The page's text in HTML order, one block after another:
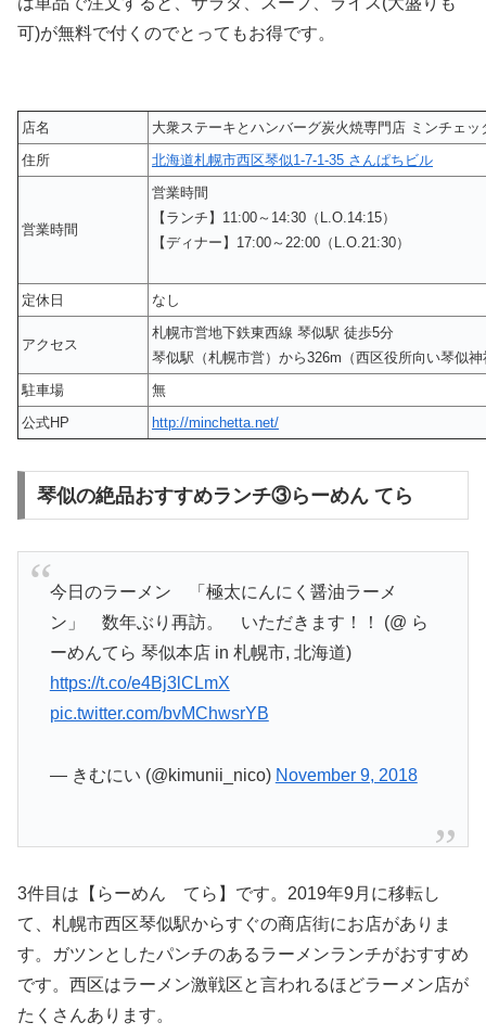
可)が無料で付くのでとってもお得です。
店名
大衆ステーキとハンバーグ炭火焼専門店 ミンチェッ
住所
北海道札幌市西区琴似1-7-1-35 さんぱちビル
営業時間
営業時間
【ランチ】11:00～14:30（L.O.14:15）
【ディナー】17:00～22:00（L.O.21:30）
定休日 なし
アクセス
札幌市営地下鉄東西線 琴似駅 徒歩5分
琴似駅（札幌市営）から326m（西区役所向い琴似
駐車場
無
公式HP
http://minchetta.net/
琴似の絶品おすすめランチ③らーめん てら
今日のラーメン 「極太にんにく醤油ラーメ
ン」 数年ぶり再訪。 いただきます！！ (@ ら
ーめんてら 琴似本店 in 札幌市, 北海道)
https://t.co/e4Bj3lCLmX
pic.twitter.com/bvMChwsrYB
— きむにい (@kimunii_nico) November 9, 2018
3件目は【らーめん てら】です。2019年9月に移転し
て、札幌市西区琴似駅からすぐの商店街にお店がありま
す。ガツンとしたパンチのあるラーメンランチがおすすめ
です。西区はラーメン激戦区と言われるほどラーメン店が
たくさんあります。